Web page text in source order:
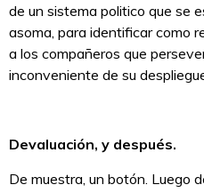
de un sistema politico que se
asoma, para identificar como
a los compañeros que
inconveniente de su
Devaluación, y después.
De muestra, un botón. Luego